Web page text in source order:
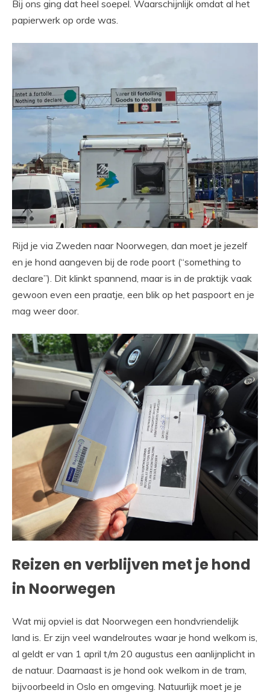
Bij ons ging dat heel soepel. Waarschijnlijk omdat al het
papierwerk op orde was.
Rijd je via Zweden naar Noorwegen, dan moet je jezelf
en je hond aangeven bij de rode poort (“something to
declare”). Dit klinkt spannend, maar is in de praktijk vaak
gewoon even een praatje, een blik op het paspoort en je
mag weer door.
Reizen en verblijven met je hond
in Noorwegen
Wat mij opviel is dat Noorwegen een hondvriendelijk
land is. Er zijn veel wandelroutes waar je hond welkom is,
al geldt er van 1 april t/m 20 augustus een aanlijnplicht in
de natuur. Daarnaast is je hond ook welkom in de tram,
bijvoorbeeld in Oslo en omgeving. Natuurlijk moet je je